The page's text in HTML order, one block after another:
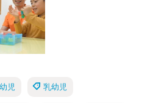
幼児 乳幼児